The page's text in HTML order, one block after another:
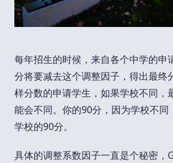
每年招生的时候，来自各个中学的申
分将要减去这个调整因子，得出最终
样分数的申请学生，如果学校不同，
能会不同。你的90分，因为学校不同
学校的90分。
具体的调整系数因子一直是个秘密